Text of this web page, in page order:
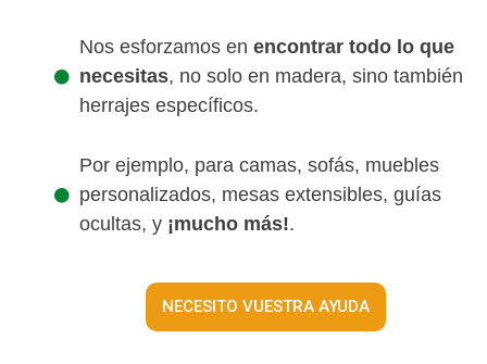
Nos esforzamos en encontrar todo lo que
necesitas, no solo en madera, sino también
herrajes específicos.
Por ejemplo, para camas, sofás, muebles
personalizados, mesas extensibles, guías
ocultas, y ¡mucho más!.
NECESITO VUESTRA AYUDA